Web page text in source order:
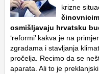
krizne
osmišljavaju hrvatsku
‘reformi’ kakva je na
zgradama i stavljanja
pročelja. Recimo da se
aparata. Ali to je